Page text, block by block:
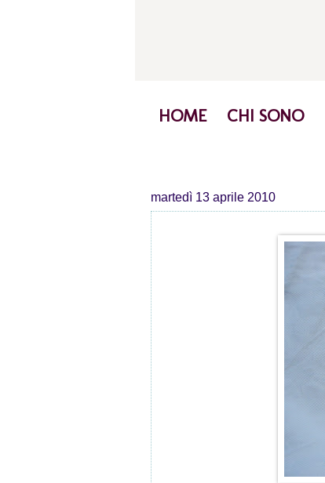
HOME CHI SONO
martedì 13 aprile 2010